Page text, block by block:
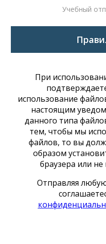
Учебный
При
использование
настоящим
данного типа
тем, чтобы мы
файлов, то вы
образом
браузера или не
Отправляя